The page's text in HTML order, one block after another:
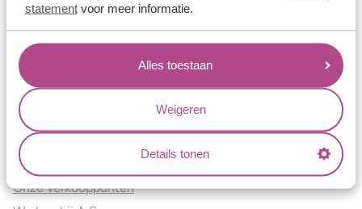
statementvoor meer informatie.
Alles toestaan
Weigeren
Details tonen
Blogs
Jouw voordelen
Conflictvrije Materialen
Oneindig veel mogelijkheden
Kwaliteit
Juweliers & Contact
Onze verkooppunten